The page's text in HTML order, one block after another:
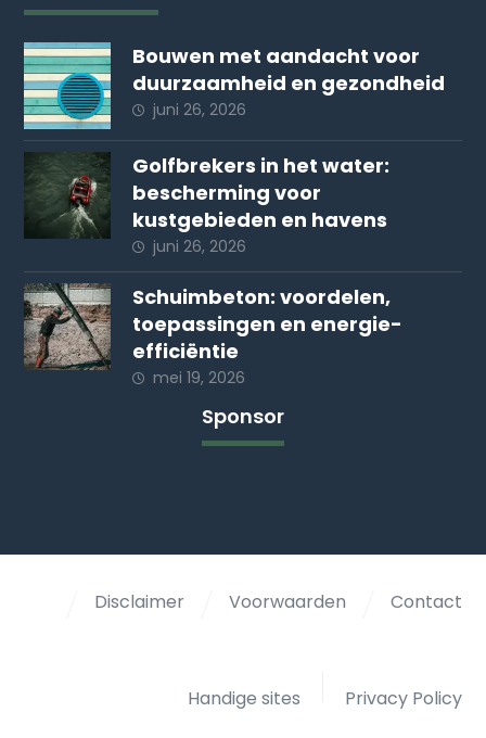
Bouwen met aandacht voor
duurzaamheid en gezondheid
juni 26, 2026
Golfbrekers in het water:
bescherming voor
kustgebieden en havens
juni 26, 2026
Schuimbeton: voordelen,
toepassingen en energie-
efficiëntie
mei 19, 2026
Sponsor
Contact
Voorwaarden
Disclaimer
Privacy Policy
Handige sites